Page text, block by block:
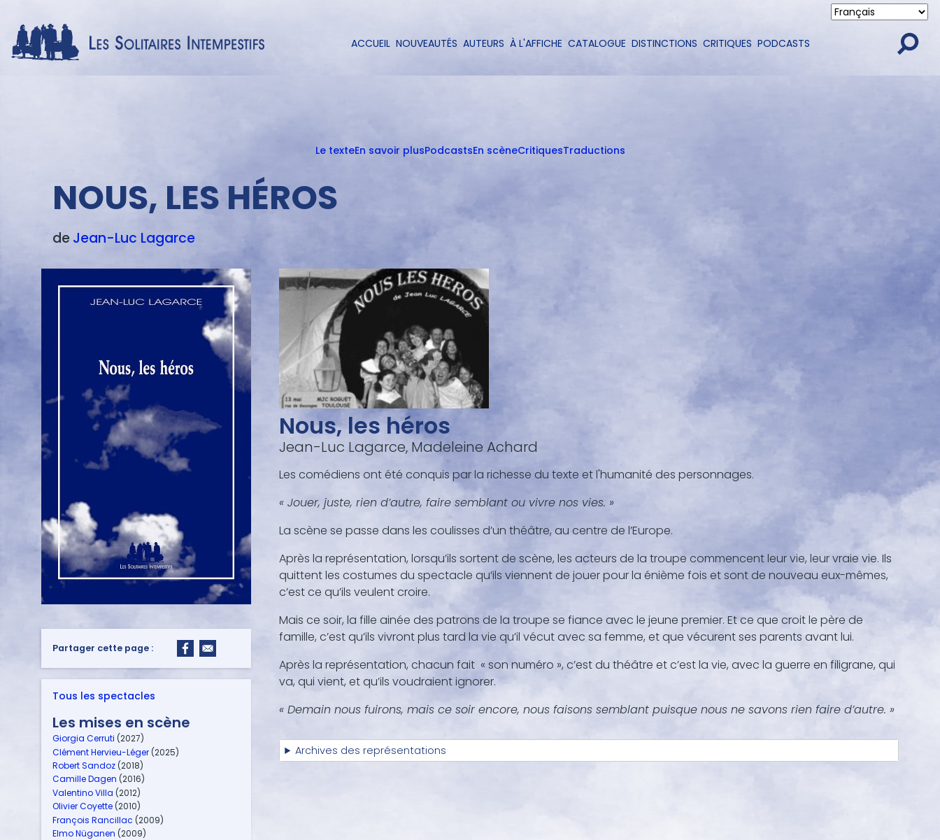
contenu
Navigation
ACCUEIL NOUVEAUTÉS AUTEURS À L'AFFICHE CATALOGUE DISTINCTIONS CRITIQUES PODCASTS
Le texteEn savoir plusPodcastsEn scèneCritiquesTraductions
NOUS, LES HÉROS
deJean-Luc Lagarce
Nous, les héros
Jean-Luc Lagarce, Madeleine Achard
Les comédiens ont été conquis par la richesse du texte et l'humanité des personnages.
« Jouer, juste, rien d’autre, faire semblant ou vivre nos vies. »
La scène se passe dans les coulisses d’un théâtre, au centre de l’Europe.
Après la représentation, lorsqu’ils sortent de scène, les acteurs de la troupe commencent leur vie, leur vraie vie. Ils
quittent les costumes du spectacle qu’ils viennent de jouer pour la énième fois et sont de nouveau eux-mêmes,
c’est ce qu’ils veulent croire.
Mais ce soir, la fille ainée des patrons de la troupe se fiance avec le jeune premier. Et ce que croit le père de
famille, c’est qu’ils vivront plus tard la vie qu’il vécut avec sa femme, et que vécurent ses parents avant lui.
Après la représentation, chacun fait « son numéro », c’est du théâtre et c’est la vie, avec la guerre en filigrane, qui
va, qui vient, et qu’ils voudraient ignorer.
« Demain nous fuirons, mais ce soir encore, nous faisons semblant puisque nous ne savons rien faire d’autre. »
Archives des représentations
Partager cette page :
Tous les spectacles
Les mises en scène
Giorgia Cerruti (2027)
Clément Hervieu-Léger (2025)
Robert Sandoz (2018)
Camille Dagen (2016)
Valentino Villa (2012)
Olivier Coyette (2010)
François Rancillac (2009)
Elmo Nüganen (2009)